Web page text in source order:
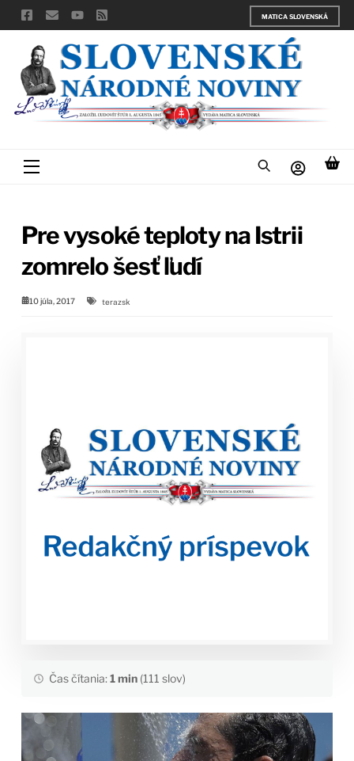
Skip
to
content
MATICA SLOVENSKÁ
Menu
Pre vysoké teploty na Istrii
zomrelo šesť ľudí
10 júla, 2017 terazsk
Čas čítania:1 min(111 slov)